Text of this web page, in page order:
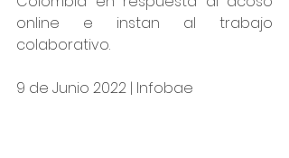
online e instan al trabajo
colaborativo.
9 de Junio 2022 | Infobae